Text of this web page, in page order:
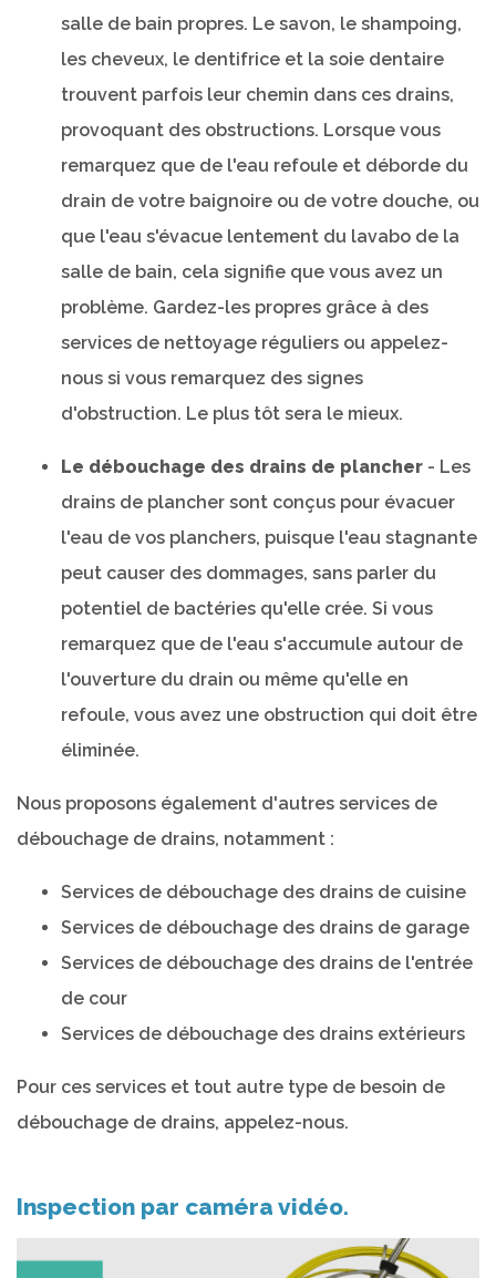
salle de bain propres. Le savon, le shampoing,
les cheveux, le dentifrice et la soie dentaire
trouvent parfois leur chemin dans ces drains,
provoquant des obstructions. Lorsque vous
remarquez que de l'eau refoule et déborde du
drain de votre baignoire ou de votre douche, ou
que l'eau s'évacue lentement du lavabo de la
salle de bain, cela signifie que vous avez un
problème. Gardez-les propres grâce à des
services de nettoyage réguliers ou appelez-
nous si vous remarquez des signes
d'obstruction. Le plus tôt sera le mieux.
Le débouchage des drains de plancher - Les
drains de plancher sont conçus pour évacuer
l'eau de vos planchers, puisque l'eau stagnante
peut causer des dommages, sans parler du
potentiel de bactéries qu'elle crée. Si vous
remarquez que de l'eau s'accumule autour de
l'ouverture du drain ou même qu'elle en
refoule, vous avez une obstruction qui doit être
éliminée.
Nous proposons également d'autres services de
débouchage de drains, notamment :
Services de débouchage des drains de cuisine
Services de débouchage des drains de garage
Services de débouchage des drains de l'entrée
de cour
Services de débouchage des drains extérieurs
Pour ces services et tout autre type de besoin de
débouchage de drains, appelez-nous.
Inspection par caméra vidéo.